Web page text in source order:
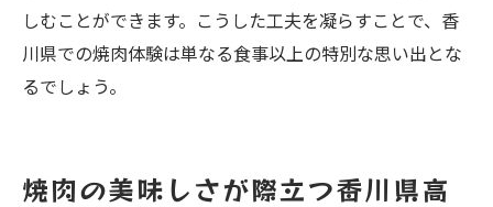
しむことができます。こうした工夫を凝らすことで、香
川県での焼肉体験は単なる食事以上の特別な思い出とな
るでしょう。
焼肉の美味しさが際立つ香川県高